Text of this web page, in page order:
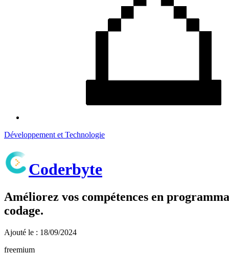
Développement et Technologie
Coderbyte
Améliorez vos compétences en
codage.
Ajouté le : 18/09/2024
freemium